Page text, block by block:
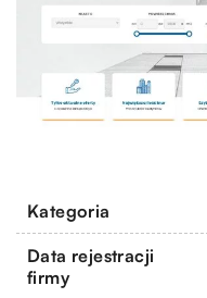
Kategoria
Data rejestracji
firmy